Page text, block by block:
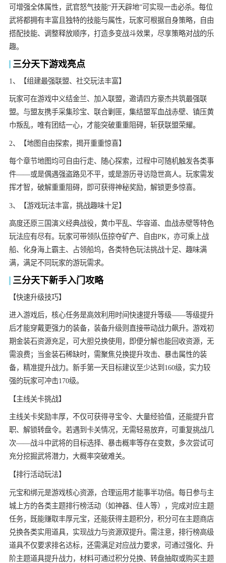
可增强全体属性，武官怒气技能“开天辟地”可实现一击必杀。每位
武将都拥有丰富且独特的技能与属性，玩家可根据自身策略，自由
搭配技能、调整释放顺序，打造多变战斗效果，尽享策略对战的乐
趣。
三分天下游戏亮点
1、【组建最强联盟、社交玩法丰富】
玩家可在游戏中义结金兰、加入联盟，邀请四方豪杰共筑最强联
盟。与盟友携手采集珍宝、联合剿匪，集结盟军血战赤壁、镇压黄
巾叛乱，唯有团结一心，才能突破重重阻碍，斩获联盟荣耀。
2、【地图自由探索，揭开重重惊喜】
每个章节地图均可自由行走、随心探索，过程中可随机触发各类事
件——或是偶遇强盗路见不平，或是游历寻访隐世高人。玩家需发
挥才智，破解重重阻碍，即可获得神秘奖励，解锁更多惊喜。
3、【游戏玩法丰富，挑战趣味十足】
高度还原三国演义经典战役，黄巾平乱、华容道、血战赤壁等特色
玩法应有尽有。玩家可带领队伍掠夺矿产、自由PK，亦可乘上战
船、化身海上霸主、占领船坞，各类特色玩法挑战十足、趣味满
满，满足不同玩家的游玩需求。
三分天下新手入门攻略
【快速升级技巧】
进入游戏后，核心任务是高效利用时间快速提升等级——等级提升
后才能穿戴更强力的装备，装备升级则直接带动战力飙升。游戏初
期金装石资源充足，可大胆兑换使用，即便分解也能回收资源，无
需浪费；当金装石稀缺时，需聚焦兑换提升攻击、暴击属性的装
备，精准提升战力。新手第一天目标建议至少达到160级，实力较
强的玩家可冲击170级。
【主线关卡挑战】
主线关卡奖励丰厚，不仅可获得寻宝令、大量经验值，还能提升官
职、解锁转盘令。若遇到卡关情况，无需轻易放弃，可重复挑战几
次——战斗中武将的目标选择、暴击概率等存在变数，多次尝试可
充分挖掘武将潜力，大概率突破难关。
【排行活动玩法】
元宝和绑元是游戏核心资源，合理运用才能事半功倍。每日参与主
城上方的各类主题排行榜活动（如神器、佳人等），完成对应主题
任务，既能赚取丰厚元宝，还能获得主题积分，积分可在主题商店
兑换各类实用道具，实现战力与资源双提升。需注意，排行榜高级
道具不仅要求排名达标，还需满足对应战力要求，可通过强化、升
阶主题道具提升战力，材料可通过积分兑换、转盘抽取或购买主题